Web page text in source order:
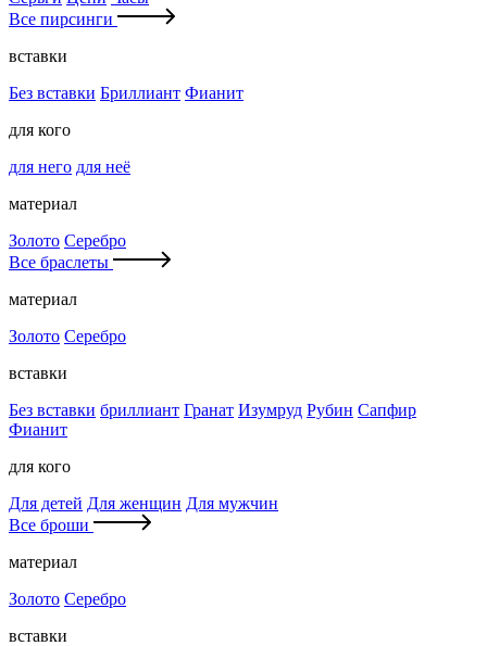
Все пирсинги
вставки
Без вставки Бриллиант Фианит
для кого
для него для неё
материал
Золото Серебро
Все браслеты
материал
Золото Серебро
вставки
Без вставки бриллиант Гранат Изумруд Рубин Сапфир
Фианит
для кого
Для детей Для женщин Для мужчин
Все броши
материал
Золото Серебро
вставки